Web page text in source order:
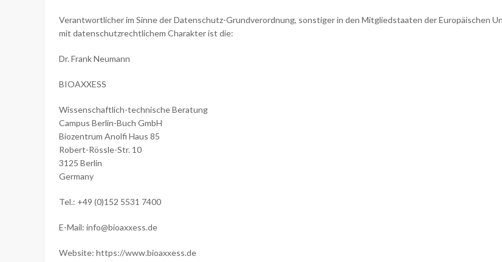
Verantwortlicher im Sinne der Datenschutz-Grundverordnung, sonstiger in den Mitgliedstaaten der Europäischen
mit datenschutzrechtlichem Charakter ist die:
Dr. Frank Neumann
BIOAXXESS
Wissenschaftlich-technische Beratung
Campus Berlin-Buch GmbH
Biozentrum Anolfi Haus 85
Robert-Rössle-Str. 10
3125 Berlin
Germany
Tel.: +49 (0)152 5531 7400
E-Mail: info@bioaxxess.de
Website: https://www.bioaxxess.de